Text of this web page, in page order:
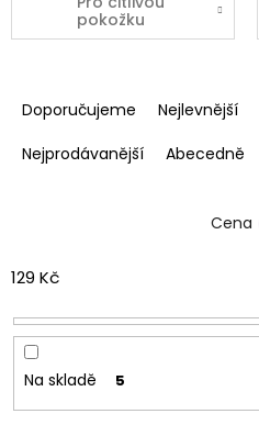
pokožku
a
e
o
u
Doporučujeme Nejlevnější
Nejprodávanější
Abecedně
Cena
129 Kč
Na skladě 5